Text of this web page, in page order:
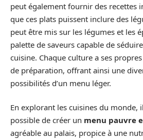
peut également fournir des recettes
que ces plats puissent inclure des
peut être mis sur les légumes et les
palette de saveurs capable de
cuisine. Chaque culture a ses
de préparation, offrant ainsi une
possibilités d’un menu léger.
En explorant les cuisines du monde,
possible de créer un menu pauvre
agréable au palais, propice à une